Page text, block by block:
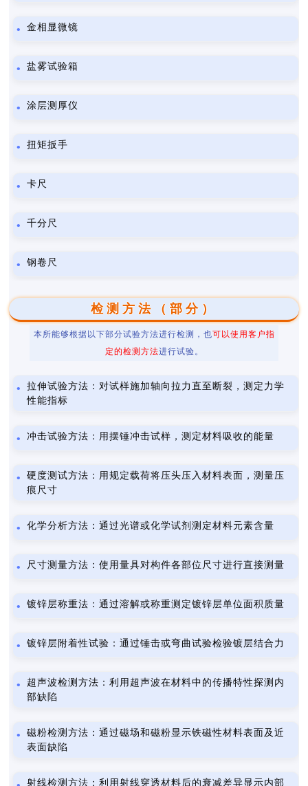
金相显微镜
盐雾试验箱
涂层测厚仪
扭矩扳手
卡尺
千分尺
钢卷尺
检测方法（部分）
本所能够根据以下部分试验方法进行检测，也可以使用客户指
定的检测方法进行试验。
拉伸试验方法：对试样施加轴向拉力直至断裂，测定力学
性能指标
冲击试验方法：用摆锤冲击试样，测定材料吸收的能量
硬度测试方法：用规定载荷将压头压入材料表面，测量压
痕尺寸
化学分析方法：通过光谱或化学试剂测定材料元素含量
尺寸测量方法：使用量具对构件各部位尺寸进行直接测量
镀锌层称重法：通过溶解或称重测定镀锌层单位面积质量
镀锌层附着性试验：通过锤击或弯曲试验检验镀层结合力
超声波检测方法：利用超声波在材料中的传播特性探测内
部缺陷
磁粉检测方法：通过磁场和磁粉显示铁磁性材料表面及近
表面缺陷
射线检测方法：利用射线穿透材料后的衰减差异显示内部